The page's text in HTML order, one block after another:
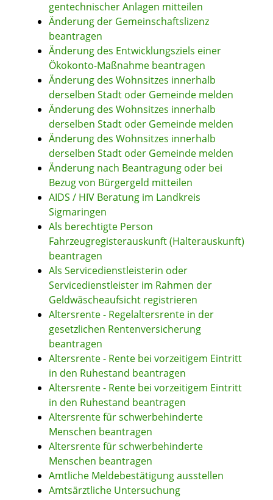
gentechnischer Anlagen mitteilen
Änderung der Gemeinschaftslizenz
beantragen
Änderung des Entwicklungsziels einer
Ökokonto-Maßnahme beantragen
Änderung des Wohnsitzes innerhalb
derselben Stadt oder Gemeinde melden
Änderung des Wohnsitzes innerhalb
derselben Stadt oder Gemeinde melden
Änderung des Wohnsitzes innerhalb
derselben Stadt oder Gemeinde melden
Änderung nach Beantragung oder bei
Bezug von Bürgergeld mitteilen
AIDS / HIV Beratung im Landkreis
Sigmaringen
Als berechtigte Person
Fahrzeugregisterauskunft (Halterauskunft)
beantragen
Als Servicedienstleisterin oder
Servicedienstleister im Rahmen der
Geldwäscheaufsicht registrieren
Altersrente - Regelaltersrente in der
gesetzlichen Rentenversicherung
beantragen
Altersrente - Rente bei vorzeitigem Eintritt
in den Ruhestand beantragen
Altersrente - Rente bei vorzeitigem Eintritt
in den Ruhestand beantragen
Altersrente für schwerbehinderte
Menschen beantragen
Altersrente für schwerbehinderte
Menschen beantragen
Amtliche Meldebestätigung ausstellen
Amtsärztliche Untersuchung